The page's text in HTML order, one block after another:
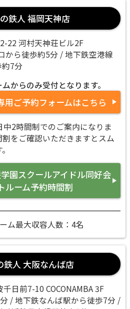
鉄人 福岡天神店
22 河村天神荘ビル2F
から徒歩約5分 / 地下鉄空港線
7分
からのみ受付となります。
用ご予約フォームはこちら
2時間制でのご案内になりま
をご確認いただきますとスム
園スクールアイドル同好会
ルーム予約時間割
ム最大収容人数：4名
鉄人 大阪なんば店
日前7-10 COCONAMBA 3F
/ 地下鉄なんば駅から徒歩7分 /